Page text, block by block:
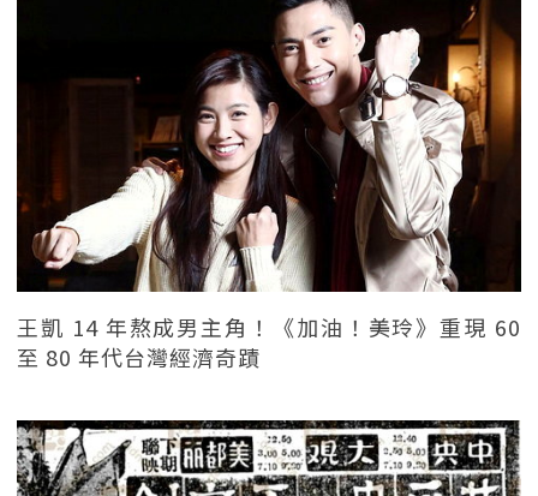
王凱 14 年熬成男主角！《加油！美玲》重現 60
至 80 年代台灣經濟奇蹟